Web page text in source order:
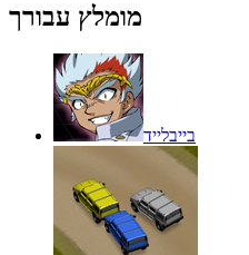
מומלץ עבורך
בייבלייד